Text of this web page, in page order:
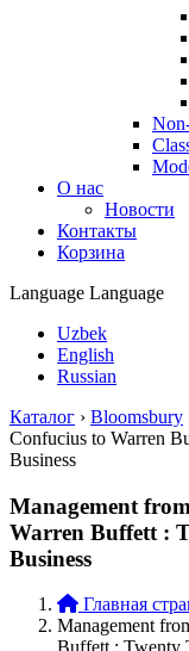
О нас
Новости
Контакты
Корзина
Language Language
Uzbek
English
Russian
Каталог › Bloomsbury
Confucius to Warren
Business
Management
Warren Buffett :
Business
Главная
Management